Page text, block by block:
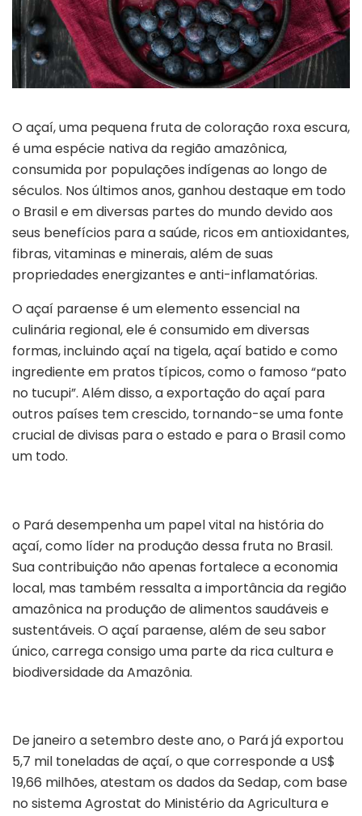
O açaí, uma pequena fruta de coloração roxa escura,
é uma espécie nativa da região amazônica,
consumida por populações indígenas ao longo de
séculos. Nos últimos anos, ganhou destaque em todo
o Brasil e em diversas partes do mundo devido aos
seus benefícios para a saúde, ricos em antioxidantes,
fibras, vitaminas e minerais, além de suas
propriedades energizantes e anti-inflamatórias.
O açaí paraense é um elemento essencial na
culinária regional, ele é consumido em diversas
formas, incluindo açaí na tigela, açaí batido e como
ingrediente em pratos típicos, como o famoso “pato
no tucupi”. Além disso, a exportação do açaí para
outros países tem crescido, tornando-se uma fonte
crucial de divisas para o estado e para o Brasil como
um todo.
o Pará desempenha um papel vital na história do
açaí, como líder na produção dessa fruta no Brasil.
Sua contribuição não apenas fortalece a economia
local, mas também ressalta a importância da região
amazônica na produção de alimentos saudáveis e
sustentáveis. O açaí paraense, além de seu sabor
único, carrega consigo uma parte da rica cultura e
biodiversidade da Amazônia.
De janeiro a setembro deste ano, o Pará já exportou
5,7 mil toneladas de açaí, o que corresponde a US$
19,66 milhões, atestam os dados da Sedap, com base
no sistema Agrostat do Ministério da Agricultura e